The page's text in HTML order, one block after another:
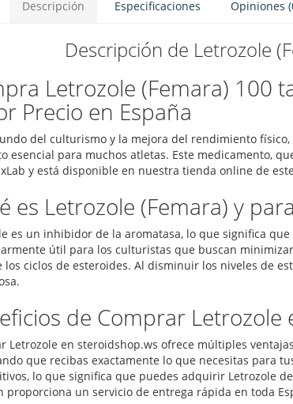
Descripción Especificaciones Opiniones
Descripción de Letrozole
Letrozole (Femara) 100
Precio en España
del culturismo y la mejora del rendimiento
esencial para muchos atletas. Este medicamento,
y está disponible en nuestra tienda online de
es Letrozole (Femara) y
es un inhibidor de la aromatasa, lo que significa
útil para los culturistas que buscan
los ciclos de esteroides. Al disminuir los niveles de
de Comprar
Letrozole en steroidshop.ws ofrece múltiples
que recibas exactamente lo que necesitas para
lo que significa que puedes adquirir Letrozole
proporciona un servicio de entrega rápida en toda